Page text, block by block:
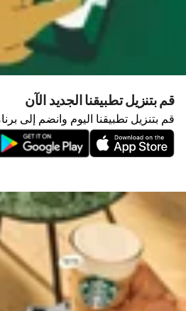
قم بتنزيل تطبيقنا الجديد الآن
قم بتنزيل تطبيقنا اليوم وانضم إلى